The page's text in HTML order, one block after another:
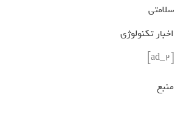
سلامتی
اخبار تکنولوژی
[ad_2]
منبع